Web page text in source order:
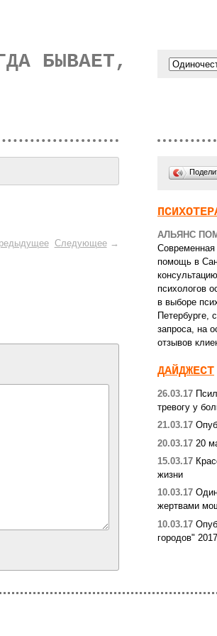
БЫВАЕТ,
Следующее→
АЛЬЯНС
Современная
помощь в
психологов
в выборе
Петербурге,
запроса, на
отзывов
ДАЙДЖЕСТ
26.03.17
тревогу у
21.03.17
20.03.17 20
15.03.17
жизни
10.03.17
жертвами
10.03.17
городов" 2017